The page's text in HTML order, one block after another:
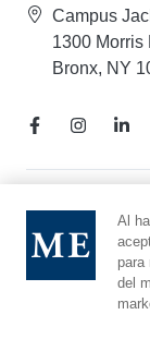
Campus
1300 Morris
Bronx, NY
Aviso de
Línea directa de
Denunciar
Preferencias de
Al
para
del